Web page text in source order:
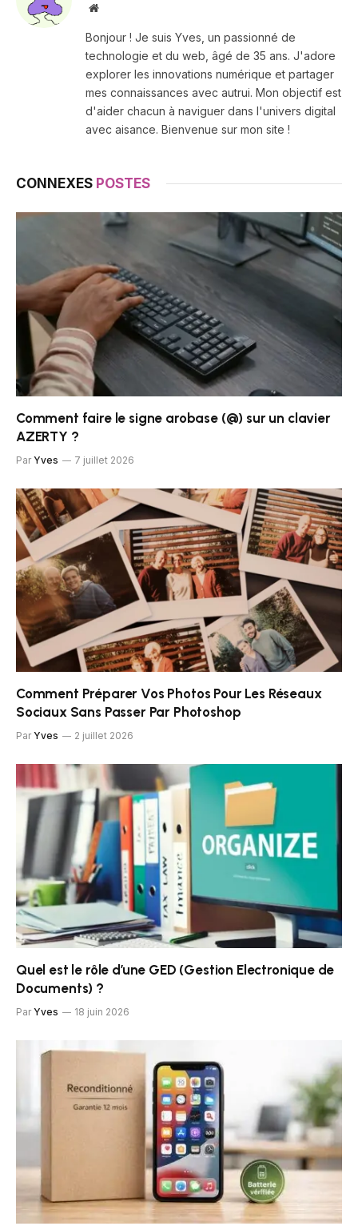
Site
Bonjour ! Je suis Yves, un passionné de
technologie et du web, âgé de 35 ans. J'adore
explorer les innovations numérique et partager
mes connaissances avec autrui. Mon objectif est
d'aider chacun à naviguer dans l'univers digital
avec aisance. Bienvenue sur mon site !
CONNEXES POSTES
Comment faire le signe arobase (@) sur un clavier
AZERTY ?
Par Yves 7 juillet 2026
Comment Préparer Vos Photos Pour Les Réseaux
Sociaux Sans Passer Par Photoshop
Par Yves 2 juillet 2026
Quel est le rôle d’une GED (Gestion Electronique de
Documents) ?
Par Yves 18 juin 2026